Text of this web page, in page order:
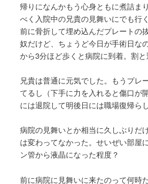
帰りになんかもう心身ともに煮詰ま
べく入院中の兄貴の見舞いにでも行
前に骨折して埋め込んだプレートの
奴だけど、ちょうど今日が手術日な
から3分ほど歩くと病院に到着。割と
兄貴は普通に元気でした。もうプレ
てるし（下手に力を入れると傷口が
には退院して明後日には職場復帰ら
病院の見舞いとか相当に久しぶりだ
は変わってなかった。せいぜい部屋
ン管から液晶になった程度？
前に病院に見舞いに来たのって何時